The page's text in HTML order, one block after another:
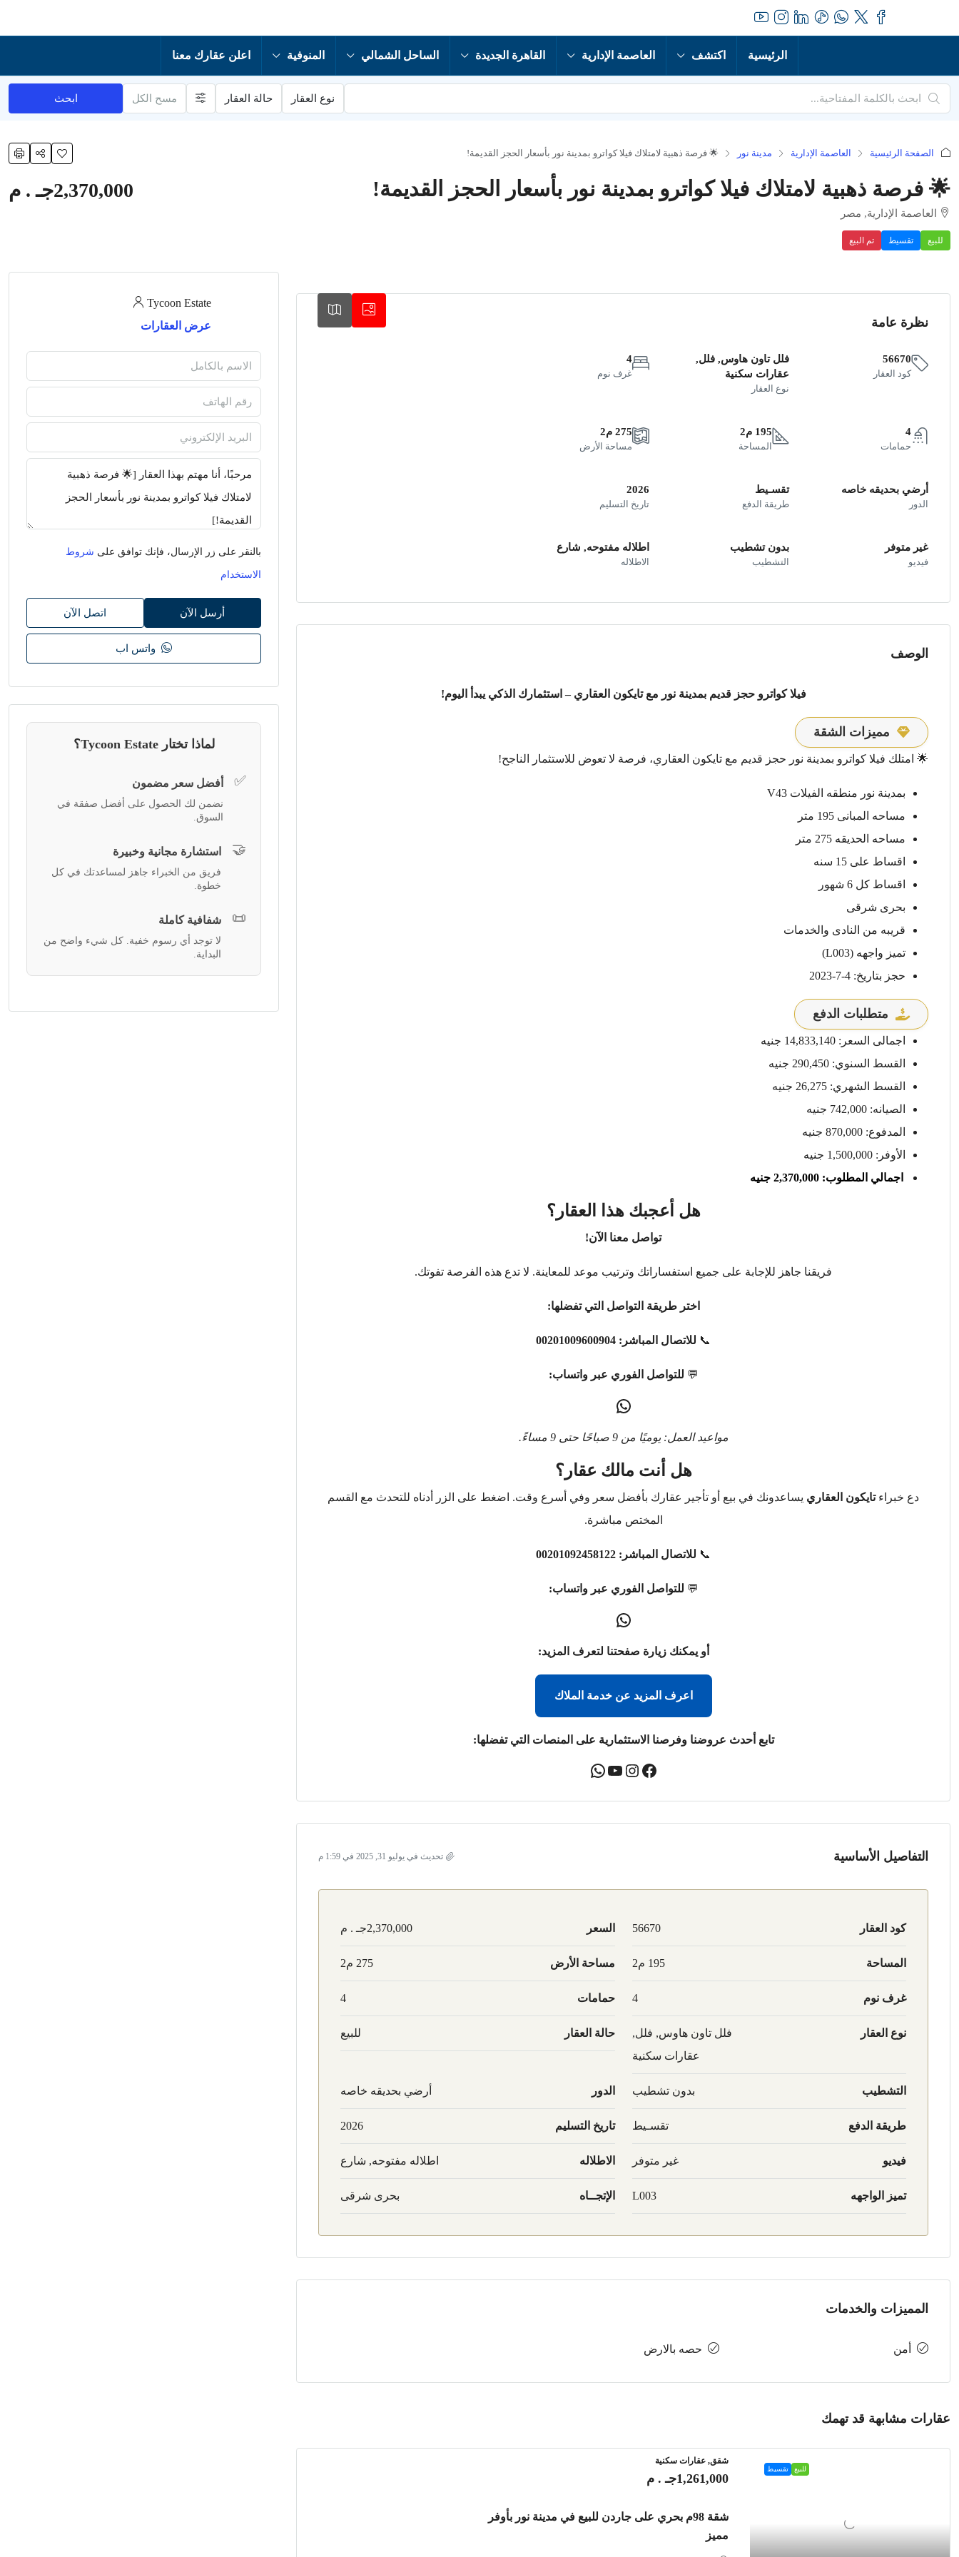
الرئيسية اكتشف العاصمة الإدارية القاهرة الجديدة الساحل الشمالي المنوفية اعلن عقارك معنا
نوع العقار حالة العقار مسح الكل ابحث
الصفحة الرئيسية العاصمة الإدارية مدينة نور 🌟 فرصة ذهبية لامتلاك فيلا كواترو بمدينة نور بأسعار الحجز القديمة!
🌟 فرصة ذهبية لامتلاك فيلا كواترو بمدينة نور بأسعار الحجز القديمة!
العاصمة الإدارية, مصر
للبيع تقسيط تم البيع
2,370,000جـ . م
نظرة عامة
56670
كود العقار
فلل تاون هاوس, فلل,
عقارات سكنية
نوع العقار
4
غرف نوم
4
حمامات
195 م2
المساحة
275 م2
مساحة الأرض
أرضي بحديقه خاصه
الدور
تقسـيط
طريقة الدفع
2026
تاريخ التسليم
غير متوفر
فيديو
بدون تشطيب
التشطيب
اطلاله مفتوحه, شارع
الاطلاله
الوصف
فيلا كواترو حجز قديم بمدينة نور مع تايكون العقاري – استثمارك الذكي يبدأ اليوم!
مميزات الشقة
🌟 امتلك فيلا كواترو بمدينة نور حجز قديم مع تايكون العقاري، فرصة لا تعوض للاستثمار الناجح!
بمدينة نور منطقه الفيلات V43
مساحه المبانى 195 متر
مساحه الحديقه 275 متر
اقساط على 15 سنه
اقساط كل 6 شهور
بحرى شرقى
قريبه من النادى والخدمات
تميز واجهه (L003)
حجز بتاريخ: 4-7-2023
متطلبات الدفع
اجمالى السعر: 14,833,140 جنيه
القسط السنوي: 290,450 جنيه
القسط الشهري: 26,275 جنيه
الصيانه: 742,000 جنيه
المدفوع: 870,000 جنيه
الأوفر: 1,500,000 جنيه
اجمالي المطلوب: 2,370,000 جنيه
هل أعجبك هذا العقار؟
تواصل معنا الآن!
فريقنا جاهز للإجابة على جميع استفساراتك وترتيب موعد للمعاينة. لا تدع هذه الفرصة تفوتك.
اختر طريقة التواصل التي تفضلها:
📞 للاتصال المباشر: 00201009600904
💬 للتواصل الفوري عبر واتساب:
مواعيد العمل: يوميًا من 9 صباحًا حتى 9 مساءً.
هل أنت مالك عقار؟
دع خبراءتايكون العقاري يساعدونك في بيع أو تأجير عقارك بأفضل سعر وفي أسرع وقت. اضغط على الزر أدناه للتحدث مع القسم
المختص مباشرة.
📞 للاتصال المباشر: 00201092458122
💬 للتواصل الفوري عبر واتساب:
أو يمكنك زيارة صفحتنا لتعرف المزيد:
اعرف المزيد عن خدمة الملاك
تابع أحدث عروضنا وفرصنا الاستثمارية على المنصات التي تفضلها:
التفاصيل الأساسية تحديث في يوليو 31, 2025 في 1:59 م
كود العقار 56670 السعر 2,370,000جـ . م
المساحة 195 م2 مساحة الأرض 275 م2
غرف نوم 4 حمامات 4
نوع العقار
فلل تاون هاوس, فلل,
عقارات سكنية
حالة العقار للبيع
التشطيب بدون تشطيب الدور أرضي بحديقه خاصه
طريقة الدفع تقسـيط تاريخ التسليم 2026
فيديو غير متوفر الاطلاله اطلاله مفتوحه, شارع
تميز الواجهه L003 الإتجــاه بحرى شرقى
المميزات والخدمات
أمن حصه بالارض
عقارات مشابهة قد تهمك
للبيع تقسيط
شقق, عقارات سكنية
1,261,000جـ . م
شقة 98م بحري على جاردن للبيع في مدينة نور بأوفر
مميز
Tycoon Estate
عرض العقارات
بالنقر على زر الإرسال، فإنك توافق على شروط
الاستخدام
أرسل الآن اتصل الآن
واتس اب
لماذا تختار Tycoon Estate؟
✅ أفضل سعر مضمون
نضمن لك الحصول على أفضل صفقة في
السوق.
🤝 استشارة مجانية وخبيرة
فريق من الخبراء جاهز لمساعدتك في كل
خطوة.
📜 شفافية كاملة
لا توجد أي رسوم خفية. كل شيء واضح من
البداية.